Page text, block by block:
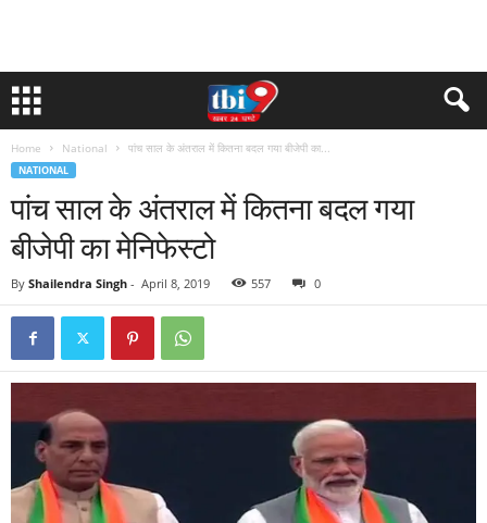
Home National पांच साल के अंतराल में कितना बदल गया बीजेपी का...
NATIONAL
पांच साल के अंतराल में कितना बदल गया
बीजेपी का मेनिफेस्टो
By Shailendra Singh - April 8, 2019 557 0